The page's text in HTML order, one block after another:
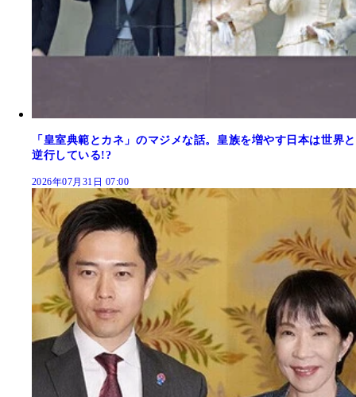
「皇室典範とカネ」のマジメな話。皇族を増やす日本は世界と
逆行している!?
2026年07月31日 07:00